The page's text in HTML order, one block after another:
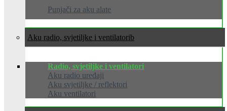
Punjači za aku alate
Aku radio, svjetiljke i ventilatori
Radio, svjetiljke i ventilatori
Aku radio uređaji
Aku svjetiljke / reflektori
Aku ventilatori